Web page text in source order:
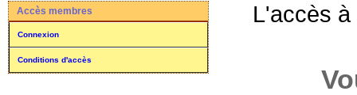
Accès membres
Connexion
Conditions d'accès
L'accès